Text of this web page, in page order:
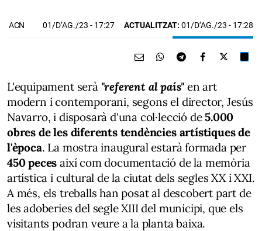
ACN 01/D’AG./23 - 17:27 ACTUALITZAT: 01/D’AG./23 - 17:28
L'equipament serà "referent al país" en art
modern i contemporani, segons el director, Jesús
Navarro, i disposarà d'una col·lecció de5.000
obres de les diferents tendències artístiques de
l'època. La mostra inaugural estarà formada per
450 peces així com documentació de la memòria
artística i cultural de la ciutat dels segles XX i XXI.
A més, els treballs han posat al descobert part de
les adoberies del segle XIII del municipi, que els
visitants podran veure a la planta baixa.